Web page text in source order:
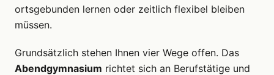
ortsgebunden lernen oder zeitlich flexibel bleiben
müssen.
Grundsätzlich stehen Ihnen vier Wege offen. Das
Abendgymnasium richtet sich an Berufstätige und